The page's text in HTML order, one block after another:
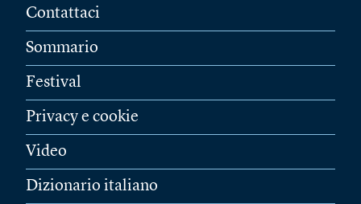
Contattaci
Sommario
Festival
Privacy e cookie
Video
Dizionario italiano